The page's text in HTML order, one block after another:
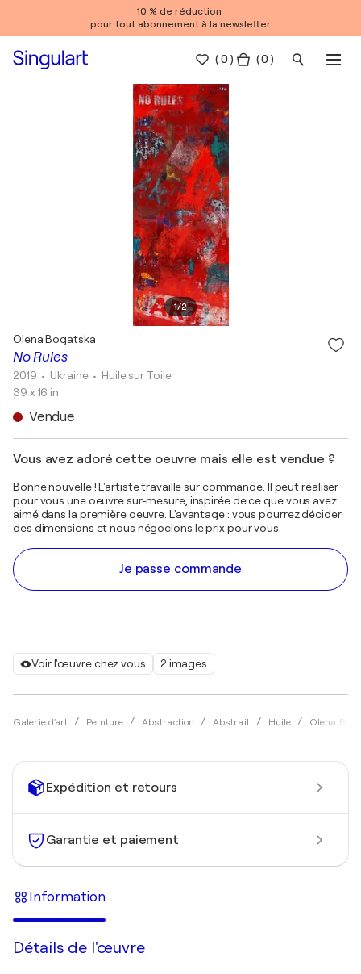
10 % de réduction
pour tout abonnement à la newsletter
(0 ) ( 0 )
1/2
Voir l'œuvre chez vous 2 images
Galerie d'art Peinture Abstraction Abstrait Huile Olena
No Rules
Olena Bogatska
2019 • Ukraine • Huile sur Toile
39 x 16 in
Vendue
Vous avez adoré cette oeuvre mais elle est vendue ?
Bonne nouvelle ! L'artiste travaille sur commande. Il peut réaliser
pour vous une oeuvre sur-mesure, inspirée de ce que vous avez
aimé dans la première oeuvre. L'avantage : vous pourrez décider
des dimensions et nous négocions le prix pour vous.
Je passe commande
Expédition et retours
Garantie et paiement
Information
Détails de l'œuvre